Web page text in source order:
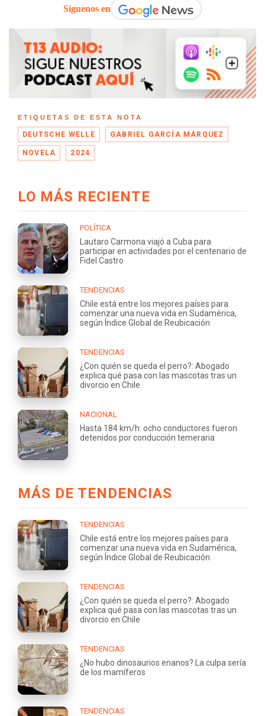
Síguenos en
ETIQUETAS DE ESTA NOTA
DEUTSCHE WELLE GABRIEL GARCÍA MÁRQUEZ
NOVELA 2024
LO MÁS RECIENTE
POLÍTICA
Lautaro Carmona viajó a Cuba para
participar en actividades por el centenario de
Fidel Castro
TENDENCIAS
Chile está entre los mejores países para
comenzar una nueva vida en Sudamérica,
según Índice Global de Reubicación
TENDENCIAS
¿Con quién se queda el perro?: Abogado
explica qué pasa con las mascotas tras un
divorcio en Chile
NACIONAL
Hasta 184 km/h: ocho conductores fueron
detenidos por conducción temeraria
MÁS DE TENDENCIAS
TENDENCIAS
Chile está entre los mejores países para
comenzar una nueva vida en Sudamérica,
según Índice Global de Reubicación
TENDENCIAS
¿Con quién se queda el perro?: Abogado
explica qué pasa con las mascotas tras un
divorcio en Chile
TENDENCIAS
¿No hubo dinosaurios enanos? La culpa sería
de los mamíferos
TENDENCIAS